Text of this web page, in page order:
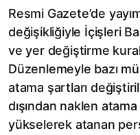
Resmi Gazete’de
değişikliğiyle İçişleri
ve yer değiştirme
Düzenlemeyle bazı
atama şartları
dışından naklen
yükselerek atanan